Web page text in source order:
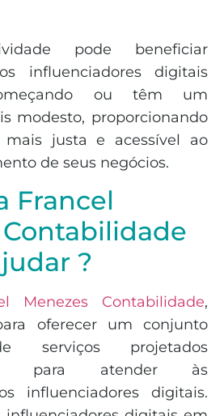
pode beneficiar
influenciadores digitais
ou têm um
modesto, proporcionando
justa e acessível ao
de seus negócios.
Francel
?
Menezes Contabilidade,
oferecer um conjunto
serviços projetados
para atender às
influenciadores digitais.